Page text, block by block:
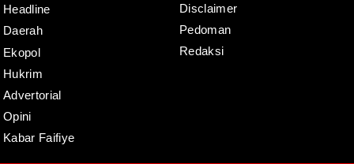
Headline
Daerah
Ekopol
Hukrim
Advertorial
Opini
Kabar Faifiye
Disclaimer
Pedoman
Redaksi